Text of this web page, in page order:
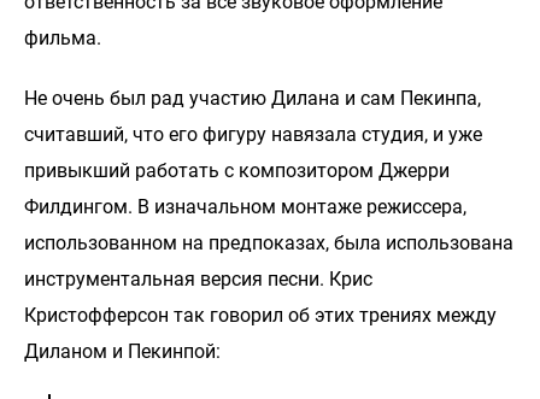
фильма.
Не очень был рад участию Дилана и сам Пекинпа,
считавший, что его фигуру навязала студия, и уже
привыкший работать с композитором Джерри
Филдингом. В изначальном монтаже режиссера,
использованном на предпоказах, была использована
инструментальная версия песни. Крис
Кристофферсон так говорил об этих трениях между
Диланом и Пекинпой: